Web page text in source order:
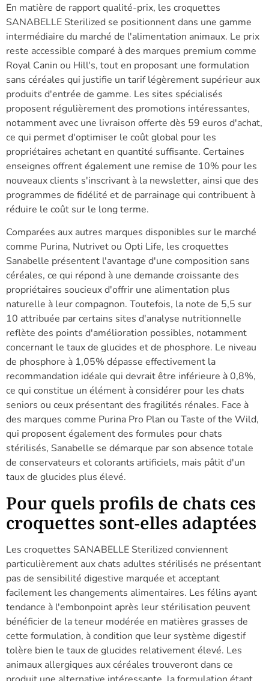
En matière de rapport qualité-prix, les croquettes
SANABELLE Sterilized se positionnent dans une gamme
intermédiaire du marché de l'alimentation animaux. Le prix
reste accessible comparé à des marques premium comme
Royal Canin ou Hill's, tout en proposant une formulation
sans céréales qui justifie un tarif légèrement supérieur aux
produits d'entrée de gamme. Les sites spécialisés
proposent régulièrement des promotions intéressantes,
notamment avec une livraison offerte dès 59 euros d'achat,
ce qui permet d'optimiser le coût global pour les
propriétaires achetant en quantité suffisante. Certaines
enseignes offrent également une remise de 10% pour les
nouveaux clients s'inscrivant à la newsletter, ainsi que des
programmes de fidélité et de parrainage qui contribuent à
réduire le coût sur le long terme.
Comparées aux autres marques disponibles sur le marché
comme Purina, Nutrivet ou Opti Life, les croquettes
Sanabelle présentent l'avantage d'une composition sans
céréales, ce qui répond à une demande croissante des
propriétaires soucieux d'offrir une alimentation plus
naturelle à leur compagnon. Toutefois, la note de 5,5 sur
10 attribuée par certains sites d'analyse nutritionnelle
reflète des points d'amélioration possibles, notamment
concernant le taux de glucides et de phosphore. Le niveau
de phosphore à 1,05% dépasse effectivement la
recommandation idéale qui devrait être inférieure à 0,8%,
ce qui constitue un élément à considérer pour les chats
seniors ou ceux présentant des fragilités rénales. Face à
des marques comme Purina Pro Plan ou Taste of the Wild,
qui proposent également des formules pour chats
stérilisés, Sanabelle se démarque par son absence totale
de conservateurs et colorants artificiels, mais pâtit d'un
taux de glucides plus élevé.
Pour quels profils de chats ces
croquettes sont-elles adaptées
Les croquettes SANABELLE Sterilized conviennent
particulièrement aux chats adultes stérilisés ne présentant
pas de sensibilité digestive marquée et acceptant
facilement les changements alimentaires. Les félins ayant
tendance à l'embonpoint après leur stérilisation peuvent
bénéficier de la teneur modérée en matières grasses de
cette formulation, à condition que leur système digestif
tolère bien le taux de glucides relativement élevé. Les
animaux allergiques aux céréales trouveront dans ce